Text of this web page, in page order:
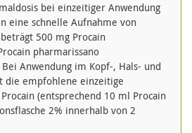
bei einzeitiger Anwendung
eine schnelle Aufnahme von
500 mg Procain
pharmarissano
Anwendung im Kopf-, Hals- und
die empfohlene einzeitige
(entsprechend 10 ml Procain
2% innerhalb von 2